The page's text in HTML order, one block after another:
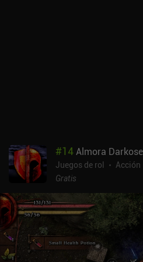
gracias a su gran cantidad de
cualquier aficionado a los juegos
disfrutarlo.
#14Almora
Juegos de rol
Acción
Gratis